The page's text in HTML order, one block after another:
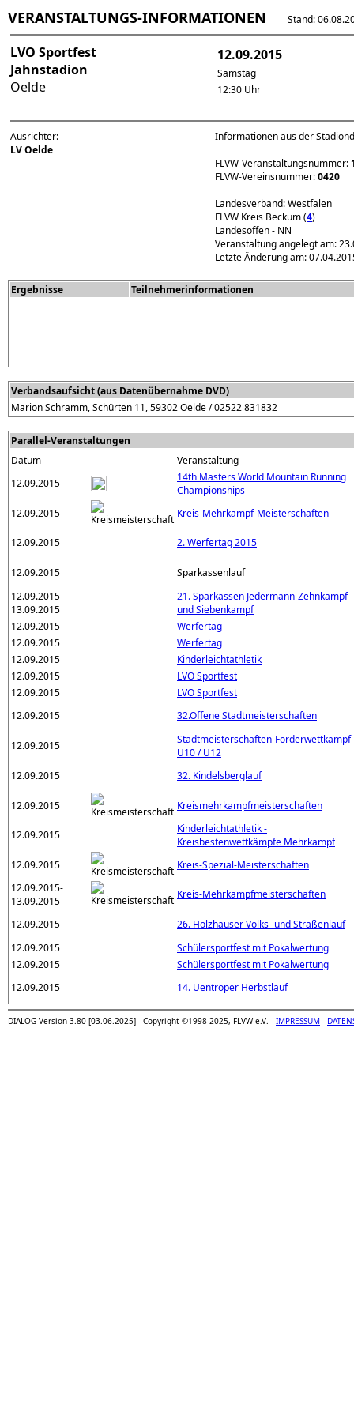
VERANSTALTUNGS-INFORMATIONEN Stand:
LVO Sportfest
Jahnstadion
Oelde
12.09.2015
Samstag
12:30 Uhr
Ausrichter:
LV Oelde
Informationen aus der
FLVW-Veranstaltungsnummer:
FLVW-Vereinsnummer:0420
Landesverband: Westfalen
FLVW Kreis Beckum (4)
Landesoffen - NN
Veranstaltung angelegt am:
Letzte Änderung am:
Ergebnisse Teilnehmerinformationen
Verbandsaufsicht (aus Datenübernahme DVD)
Marion Schramm, Schürten 11, 59302 Oelde / 02522 831832
Parallel-Veranstaltungen
Datum
Veranstaltung
12.09.2015
14th Masters World Mountain Running
Championships
12.09.2015
Kreis-Mehrkampf-Meisterschaften
12.09.2015 2. Werfertag 2015
12.09.2015
Sparkassenlauf
12.09.2015-
13.09.2015
21. Sparkassen Jedermann-Zehnkampf
und Siebenkampf
12.09.2015
Werfertag
12.09.2015
Werfertag
12.09.2015
Kinderleichtathletik
12.09.2015
LVO Sportfest
12.09.2015
LVO Sportfest
12.09.2015
32.Offene Stadtmeisterschaften
12.09.2015
Stadtmeisterschaften-Förderwettkampf
U10 / U12
12.09.2015
32. Kindelsberglauf
12.09.2015 Kreismehrkampfmeisterschaften
12.09.2015
Kinderleichtathletik -
Kreisbestenwettkämpfe Mehrkampf
12.09.2015
Kreis-Spezial-Meisterschaften
12.09.2015-
13.09.2015
Kreis-Mehrkampfmeisterschaften
12.09.2015
26. Holzhauser Volks- und Straßenlauf
12.09.2015
Schülersportfest mit Pokalwertung
12.09.2015
Schülersportfest mit Pokalwertung
12.09.2015
14. Uentroper Herbstlauf
DIALOG Version 3.80 [03.06.2025] - Copyright ©1998-2025, FLVW e.V. - IMPRESSUM -